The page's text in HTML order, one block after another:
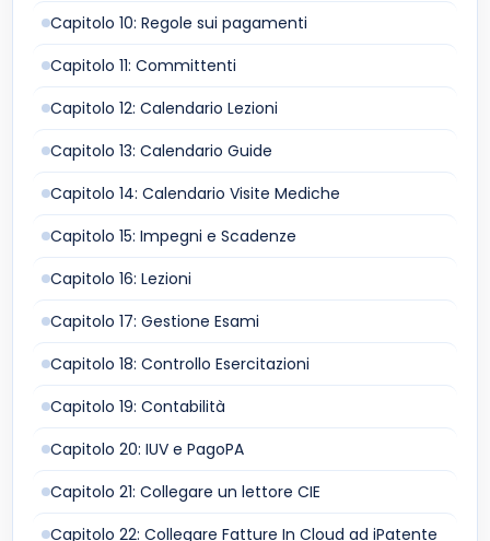
Capitolo 10: Regole sui pagamenti
Capitolo 11: Committenti
Capitolo 12: Calendario Lezioni
Capitolo 13: Calendario Guide
Capitolo 14: Calendario Visite Mediche
Capitolo 15: Impegni e Scadenze
Capitolo 16: Lezioni
Capitolo 17: Gestione Esami
Capitolo 18: Controllo Esercitazioni
Capitolo 19: Contabilità
Capitolo 20: IUV e PagoPA
Capitolo 21: Collegare un lettore CIE
Capitolo 22: Collegare Fatture In Cloud ad iPatente